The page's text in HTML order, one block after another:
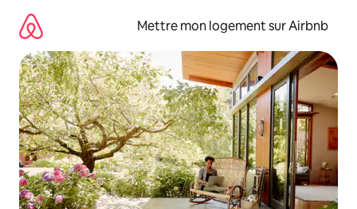
directement
contenu
Mettre mon logement sur Airbnb